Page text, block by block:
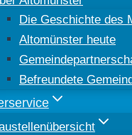
Die Geschichte des
Altomünster heute
Befreundete